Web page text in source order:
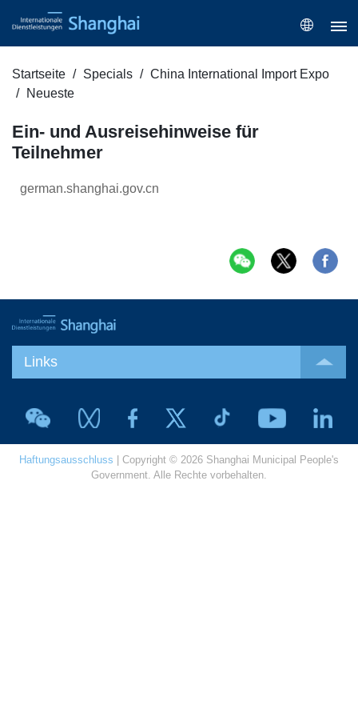
Startseite Specials
China International Import Expo
Neueste
Ein- und Ausreisehinweise für
Teilnehmer
german.shanghai.gov.cn
Links
Haftungsausschluss | Copyright © 2026 Shanghai Municipal People's
Government. Alle Rechte vorbehalten.